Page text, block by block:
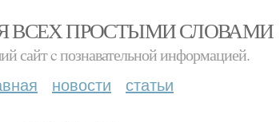
ВСЕХ ПРОСТЫМИ СЛОВАМИ
сайт c познавательной информацией.
новости статьи